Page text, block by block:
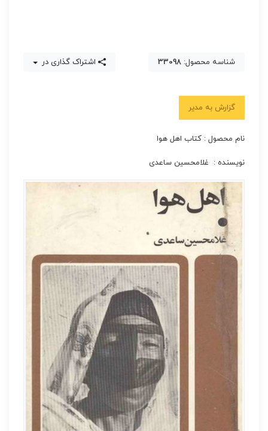
شناسه محصول: 33098 اشتراک گذاری در
گزارش به مدیر
نام محصول : کتاب اهل هوا
نویسنده : غلامحسین ساعدی